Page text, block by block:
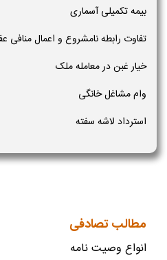
بیمه تکمیلی آسماری
تفاوت رابطه نامشروع و اعمال منافی
خیار غبن در معامله ملک
وام مشاغل خانگی
استرداد لاشه سفته
مطالب تصادفی
انواع وصیت نامه